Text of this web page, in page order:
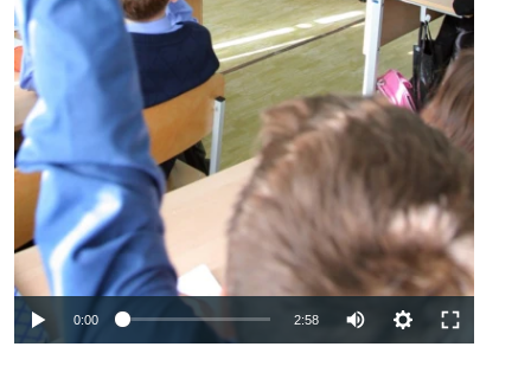
0:00 2:58